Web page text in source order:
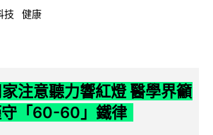
技 健康
注意聽力響紅燈 醫學界籲
守「60-60」鐵律